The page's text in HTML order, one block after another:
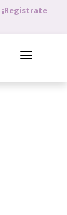
¡Registrate